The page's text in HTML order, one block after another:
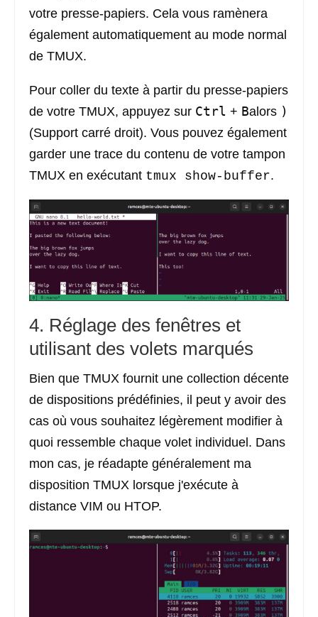
votre presse-papiers. Cela vous ramènera
également automatiquement au mode normal
de TMUX.
Pour coller du texte à partir du presse-papiers
de votre TMUX, appuyez sur Ctrl + Balors )
(Support carré droit). Vous pouvez également
garder une trace du contenu de votre tampon
TMUX en exécutant tmux show-buffer.
4. Réglage des fenêtres et
utilisant des volets marqués
Bien que TMUX fournit une collection décente
de dispositions prédéfinies, il peut y avoir des
cas où vous souhaitez légèrement modifier à
quoi ressemble chaque volet individuel. Dans
mon cas, je réadapte généralement ma
disposition TMUX lorsque j'exécute à
distance VIM ou HTOP.